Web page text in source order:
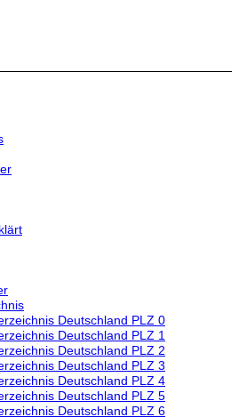
Deutschland PLZ 0
Deutschland PLZ 1
Deutschland PLZ 2
Deutschland PLZ 3
Deutschland PLZ 4
Deutschland PLZ 5
Deutschland PLZ 6